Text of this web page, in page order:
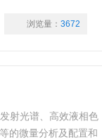
浏览量： 3672
射光谱、高效液相色
的微量分析及配置和